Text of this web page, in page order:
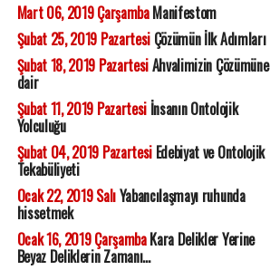
Mart 06, 2019 ÇarşambaManifestom
Şubat 25, 2019 PazartesiÇözümün İlk Adımları
Şubat 18, 2019 PazartesiAhvalimizin Çözümüne
dair
Şubat 11, 2019 Pazartesiİnsanın Ontolojik
Yolculuğu
Şubat 04, 2019 PazartesiEdebiyat ve Ontolojik
Tekabüliyeti
Ocak 22, 2019 SalıYabancılaşmayı ruhunda
hissetmek
Ocak 16, 2019 ÇarşambaKara Delikler Yerine
Beyaz Deliklerin Zamanı...